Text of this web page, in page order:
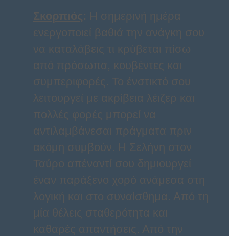
Σκορπιός: Η σημερινή ημέρα
ενεργοποιεί βαθιά την ανάγκη σου
να καταλάβεις τι κρύβεται πίσω
από πρόσωπα, κουβέντες και
συμπεριφορές. Το ένστικτό σου
λειτουργεί με ακρίβεια λέιζερ και
πολλές φορές μπορεί να
αντιλαμβάνεσαι πράγματα πριν
ακόμη συμβούν. Η Σελήνη στον
Ταύρο απέναντί σου δημιουργεί
έναν παράξενο χορό ανάμεσα στη
λογική και στο συναίσθημα. Από τη
μία θέλεις σταθερότητα και
καθαρές απαντήσεις. Από την